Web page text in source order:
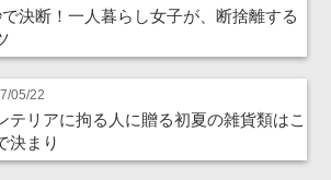
決断！一人暮らし女子が、断捨離する
05/22
テリアに拘る人に贈る初夏の雑貨類はこ
決まり